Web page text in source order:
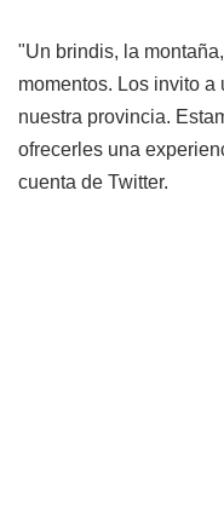
"Un brindis, la
momentos. Los invito a
nuestra provincia.
ofrecerles una
cuenta de Twitter.